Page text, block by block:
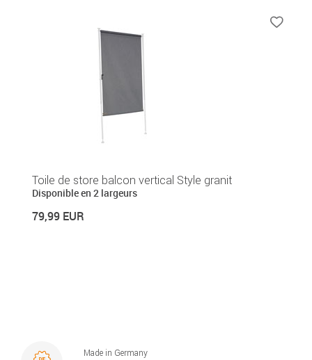
Toile de store balcon vertical Style granit
Disponible en 2 largeurs
79,99 EUR
Made in Germany